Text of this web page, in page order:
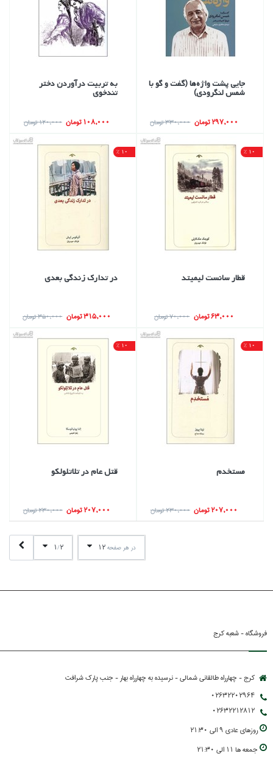
جايي پشت واژه‌ها (گفت و گو با
شمس لنگرودي)
297,000 تومان 330,000 تومان
به تربيت درآوردن دختر
تندخوي
108,000 تومان 120,000 تومان
10 %
قطار سانست ليميتد
63,000 تومان 70,000 تومان
10 %
در تدارك زندگي بعدي
315,000 تومان 350,000 تومان
10 %
مستخدم
207,000 تومان 230,000 تومان
10 %
قتل عام در تلاتلولكو
207,000 تومان 230,000 تومان
در هر صفحه12
1/2
فروشگاه - شعبه کرج
کرج - چهارراه طالقانی شمالی - نرسیده به چهارراه بهار - جنب پارك شرافت
02632202964
02632212812
روزهاي عادي 9 الي 21:30
جمعه ها 11 الي 21:30